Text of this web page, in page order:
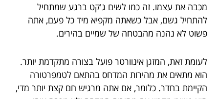
מכבה את עצמו. זה כמו לשים ג'קט ברגע שמתחיל
להתחיל גשם, אבל כשאתה מקפיא מיד כל פעם, אתה
פשוט לא נהנה מהבטחה של שמיים בהירים.
לעומת זאת, המזגן אינוורטר פועל בצורה מתקדמת יותר.
הוא מתאים את מהירות המדחס בהתאם לטמפרטורה
הקיימת בחדר. כלומר, אם אתה מרגיש חם קצת יותר מדי,